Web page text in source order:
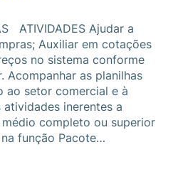
ATIVIDADES Ajudar a
Auxiliar em cotações
no sistema conforme
Acompanhar as planilhas
ao setor comercial e à
inerentes a
médio completo ou superior
função Pacote…